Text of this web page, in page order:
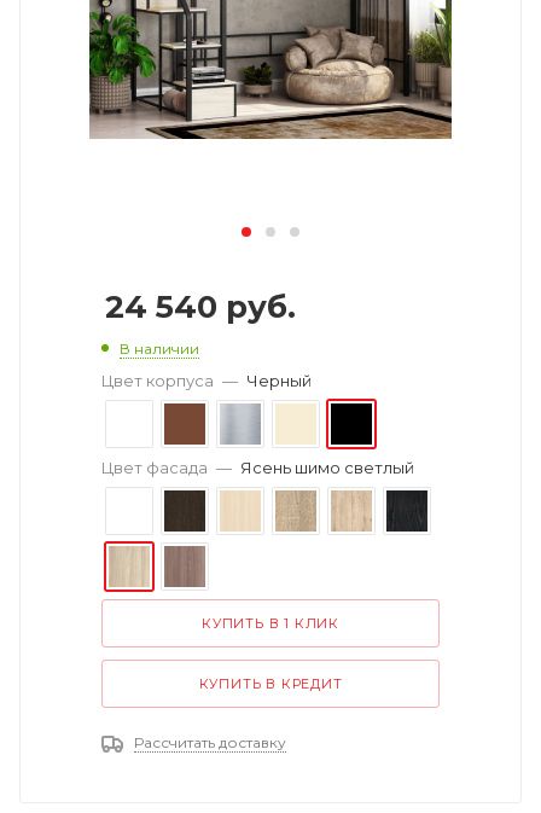
24 540 руб.
В наличии
Цвет корпуса — Черный
Цвет фасада — Ясень шимо светлый
КУПИТЬ В 1 КЛИК
КУПИТЬ В КРЕДИТ
Рассчитать доставку